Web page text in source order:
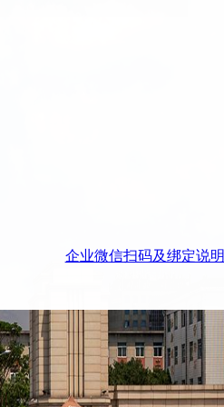
企业微信扫码及绑定说明